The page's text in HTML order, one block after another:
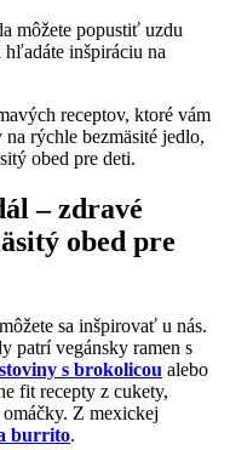
môžete popustiť uzdu
inšpiráciu na
receptov, ktoré vám
rýchle bezmäsité jedlo,
obed pre deti.
– zdravé
obed pre
sa inšpirovať u nás.
patrí vegánsky ramen s
s brokolicou alebo
fit recepty z cukety,
Z mexickej
burrito.